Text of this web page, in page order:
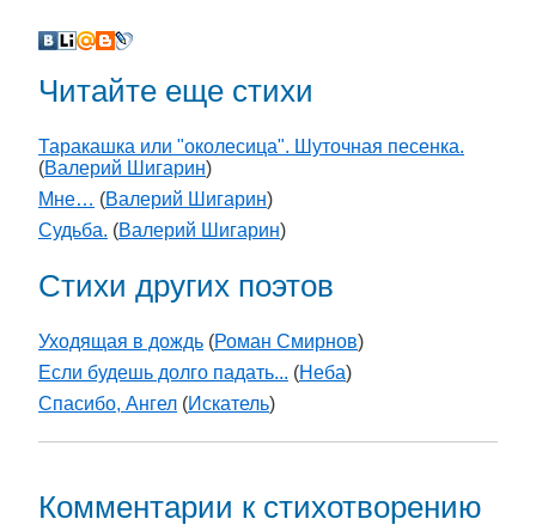
Читайте еще стихи
Таракашка или "околесица". Шуточная песенка.
(Валерий Шигарин)
Мне… (Валерий Шигарин)
Судьба. (Валерий Шигарин)
Стихи других поэтов
Уходящая в дождь (Роман Смирнов)
Если будешь долго падать... (Неба)
Спасибо, Ангел (Искатель)
Комментарии к стихотворению